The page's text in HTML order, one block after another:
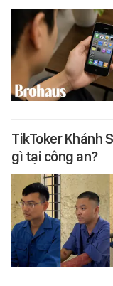
TikToker Khánh
gì tại công an?